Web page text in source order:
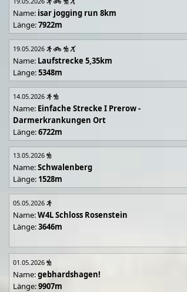
Name: isar jogging run 8km
Länge:7922m
19.05.2026
Name: Laufstrecke 5,35km
Länge:5348m
14.05.2026
Name: Einfache Strecke I Prerow -
Darmerkrankungen Ort
Länge:6722m
13.05.2026
Name:Schwalenberg
Länge: 1528m
05.05.2026
Name:W4L Schloss Rosenstein
Länge:3646m
01.05.2026
Name:gebhardshagen!
Länge:9907m